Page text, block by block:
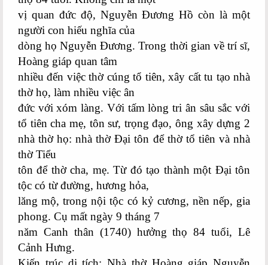
vị quan đức độ, Nguyễn Đương Hồ còn là một
người con hiếu nghĩa của
dòng họ Nguyễn Đương. Trong thời gian về trí sĩ,
Hoàng giáp quan tâm
nhiều đến việc thờ cúng tổ tiên, xây cất tu tạo nhà
thờ họ, làm nhiều việc ân
đức với xóm làng. Với tấm lòng tri ân sâu sắc với
tổ tiên cha mẹ, tôn sư, trọng đạo, ông xây dựng 2
nhà thờ họ: nhà thờ Đại tôn để thờ tổ tiên và nhà
thờ Tiểu
tôn để thờ cha, mẹ. Từ đó tạo thành một Đại tôn
tộc có từ đường, hương hỏa,
lăng mộ, trong nội tộc có kỷ cương, nền nếp, gia
phong. Cụ mất ngày 9 tháng 7
năm Canh thân (1740) hưởng thọ 84 tuổi, Lê
Cảnh Hưng.